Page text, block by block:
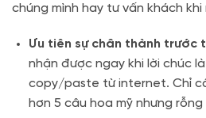
chúng mình hay tư vấn khách
Ưu tiên sự chân thành trước
nhận được ngay khi lời chúc
copy/paste từ internet. Chỉ
hơn 5 câu hoa mỹ nhưng